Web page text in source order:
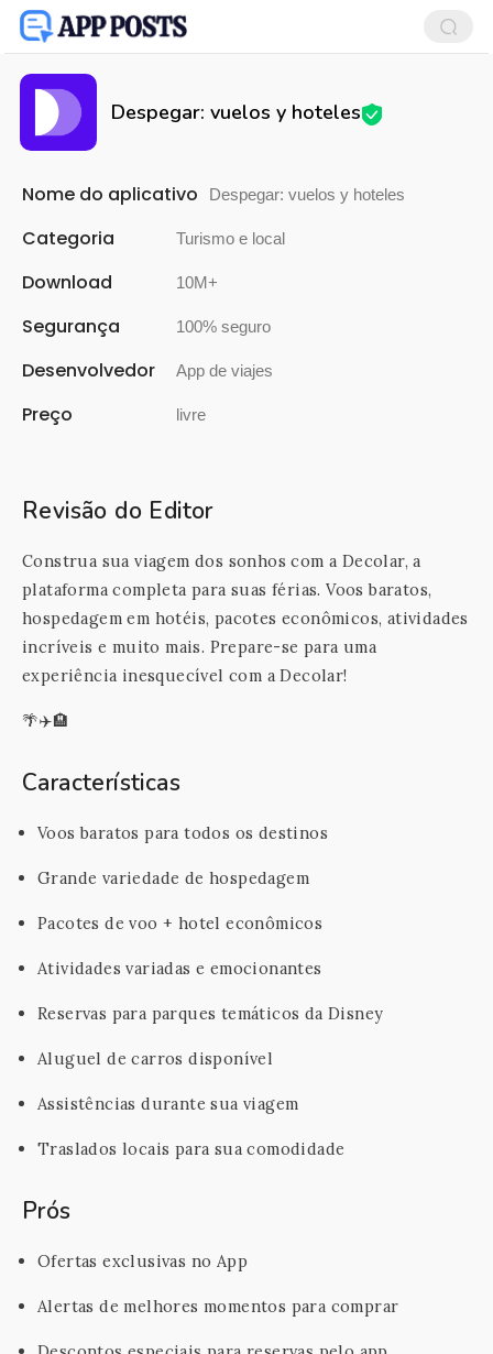
Despegar: vuelos y hoteles
Nome do aplicativo Despegar: vuelos y hoteles
Categoria Turismo e local
Download 10M+
Segurança 100% seguro
Desenvolvedor App de viajes
Preço livre
Revisão do Editor
Construa sua viagem dos sonhos com a Decolar, a
plataforma completa para suas férias. Voos baratos,
hospedagem em hotéis, pacotes econômicos, atividades
incríveis e muito mais. Prepare-se para uma
experiência inesquecível com a Decolar!
🌴✈️🏨
Características
Voos baratos para todos os destinos
Grande variedade de hospedagem
Pacotes de voo + hotel econômicos
Atividades variadas e emocionantes
Reservas para parques temáticos da Disney
Aluguel de carros disponível
Assistências durante sua viagem
Traslados locais para sua comodidade
Prós
Ofertas exclusivas no App
Alertas de melhores momentos para comprar